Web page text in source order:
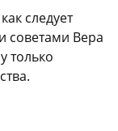
следует
советами Вера
только